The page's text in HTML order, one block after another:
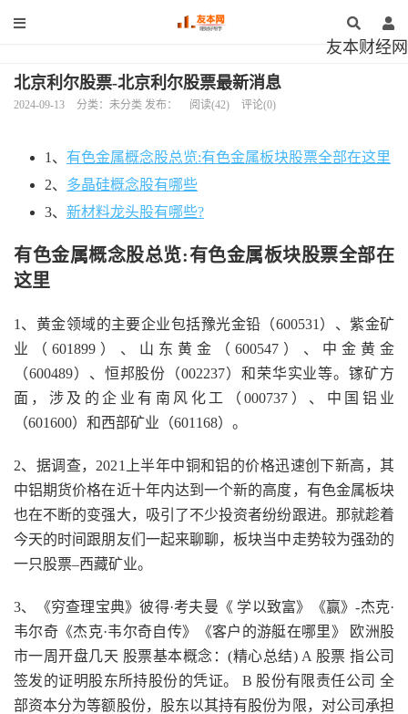
友本财经网
北京利尔股票-北京利尔股票最新消息
2024-09-13 分类：未分类 发布： 阅读(42) 评论(0)
1、 有色金属概念股总览:有色金属板块股票全部在这里
2、 多晶硅概念股有哪些
3、 新材料龙头股有哪些?
有色金属概念股总览:有色金属板块股票全部在
这里
1、黄金领域的主要企业包括豫光金铅（600531）、紫金矿
业（601899）、山东黄金（600547）、中金黄金
（600489）、恒邦股份（002237）和荣华实业等。镓矿方
面，涉及的企业有南风化工（000737）、中国铝业
（601600）和西部矿业（601168）。
2、据调查，2021上半年中铜和铝的价格迅速创下新高，其
中铝期货价格在近十年内达到一个新的高度，有色金属板块
也在不断的变强大，吸引了不少投资者纷纷跟进。那就趁着
今天的时间跟朋友们一起来聊聊，板块当中走势较为强劲的
一只股票–西藏矿业。
3、《穷查理宝典》彼得·考夫曼《 学以致富》《赢》-杰克·
韦尔奇《杰克·韦尔奇自传》《客户的游艇在哪里》 欧洲股
市一周开盘几天 股票基本概念：(精心总结) A 股票 指公司
签发的证明股东所持股份的凭证。 B 股份有限责任公司 全
部资本分为等额股份，股东以其持有股份为限，对公司承担